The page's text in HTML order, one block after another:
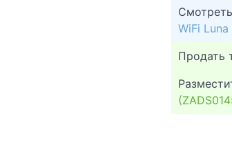
WiFi
Продать